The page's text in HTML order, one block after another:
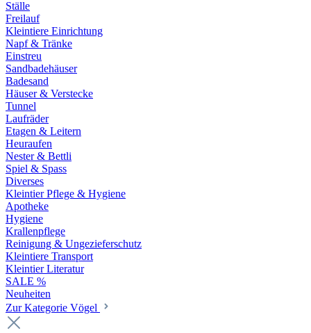
Ställe
Freilauf
Kleintiere Einrichtung
Napf & Tränke
Einstreu
Sandbadehäuser
Badesand
Häuser & Verstecke
Tunnel
Laufräder
Etagen & Leitern
Heuraufen
Nester & Bettli
Spiel & Spass
Diverses
Kleintier Pflege & Hygiene
Apotheke
Hygiene
Krallenpflege
Reinigung & Ungezieferschutz
Kleintiere Transport
Kleintier Literatur
SALE %
Neuheiten
Zur Kategorie Vögel